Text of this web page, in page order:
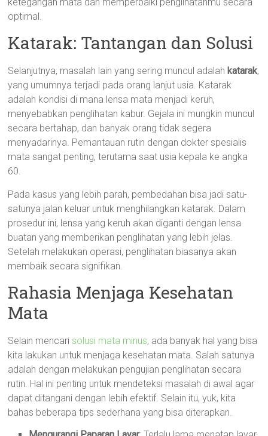
optimal.
Katarak: Tantangan dan Solusi
Selanjutnya, masalah lain yang sering muncul adalah katarak,
yang umumnya terjadi pada orang lanjut usia. Katarak
adalah kondisi di mana lensa mata menjadi keruh,
menyebabkan penglihatan kabur. Gejala ini mungkin muncul
secara bertahap, dan banyak orang tidak segera
menyadarinya. Pemantauan rutin dengan dokter spesialis
mata sangat penting, terutama saat usia kepala ke angka
60.
Pada kasus yang lebih parah, pembedahan bisa jadi satu-
satunya jalan keluar untuk menghilangkan katarak. Dalam
prosedur ini, lensa yang keruh akan diganti dengan lensa
buatan yang memberikan penglihatan yang lebih jelas.
Setelah melakukan operasi, penglihatan biasanya akan
membaik secara signifikan.
Rahasia Menjaga Kesehatan
Mata
Selain mencari solusi mata minus, ada banyak hal yang bisa
kita lakukan untuk menjaga kesehatan mata. Salah satunya
adalah dengan melakukan pengujian penglihatan secara
rutin. Hal ini penting untuk mendeteksi masalah di awal agar
dapat ditangani dengan lebih efektif. Selain itu, yuk, kita
bahas beberapa tips sederhana yang bisa diterapkan.